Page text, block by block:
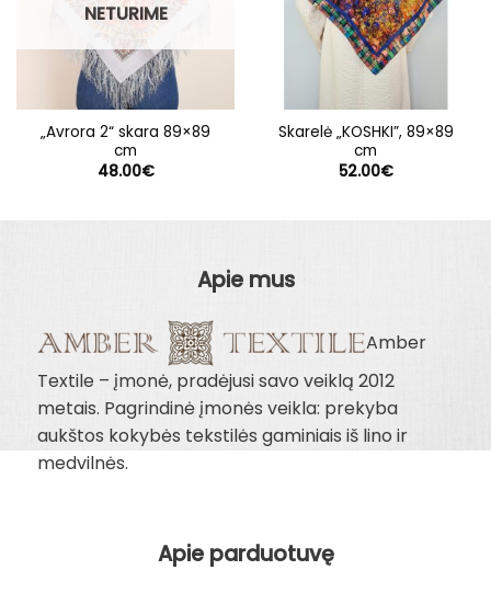
NETURIME
„Avrora 2“ skara 89×89
cm
48.00€
Skarelė „KOSHKI”, 89×89
cm
52.00€
Apie mus
Amber
Textile – įmonė, pradėjusi savo veiklą 2012
metais. Pagrindinė įmonės veikla: prekyba
aukštos kokybės tekstilės gaminiais iš lino ir
medvilnės.
Apie parduotuvę